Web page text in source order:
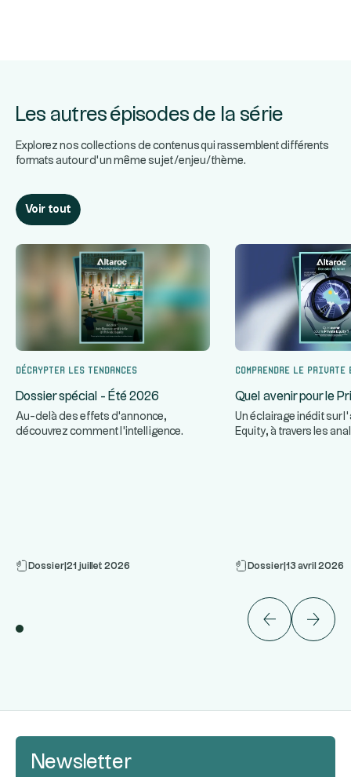
Les autres épisodes de la série
Explorez nos collections de contenus qui rassemblent différents
formats autour d’un même sujet/enjeu/thème.
Voir tout
Décrypter les tendances
Dossier spécial - Été 2026
Au-delà des effets d'annonce,
découvrez comment l'intelligence
Dossier 21 juillet 2026
Comprendre le Private
Quel avenir pour le
Un éclairage inédit sur
Equity, à travers les
Dossier 13 avril 2026
Newsletter